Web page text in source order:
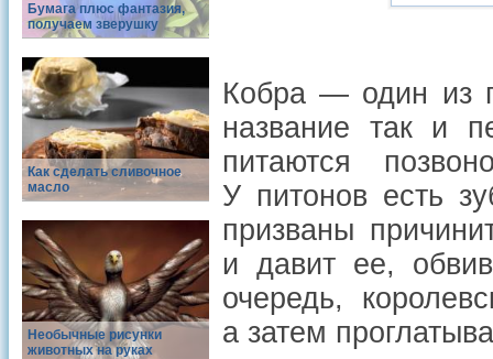
Бумага плюс фантазия,
получаем зверушку
Как сделать сливочное
масло
Необычные рисунки
животных на руках
Кобра — один из
название так и
питаются
У питонов есть
призваны
и давит ее,
очередь,
а затем